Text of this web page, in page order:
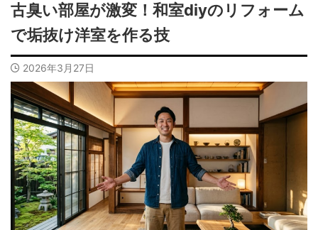
古臭い部屋が激変！和室diyのリフォーム
で垢抜け洋室を作る技
2026年3月27日